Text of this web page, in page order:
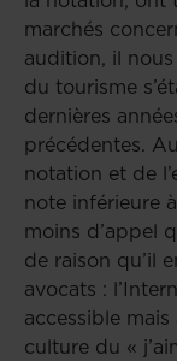
marchés
audition, il
du tourisme
dernières
précédentes.
notation et de
note inférieure
moins d’appel
de raison qu’il
avocats :
accessible
culture du «